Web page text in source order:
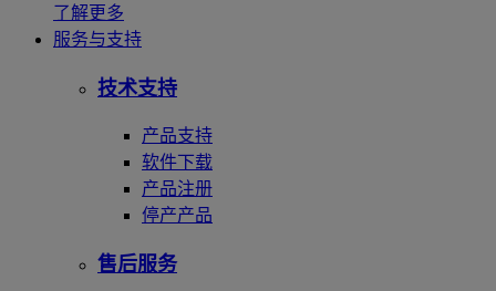
了解更多
服务与支持
技术支持
产品支持
软件下载
产品注册
停产产品
售后服务